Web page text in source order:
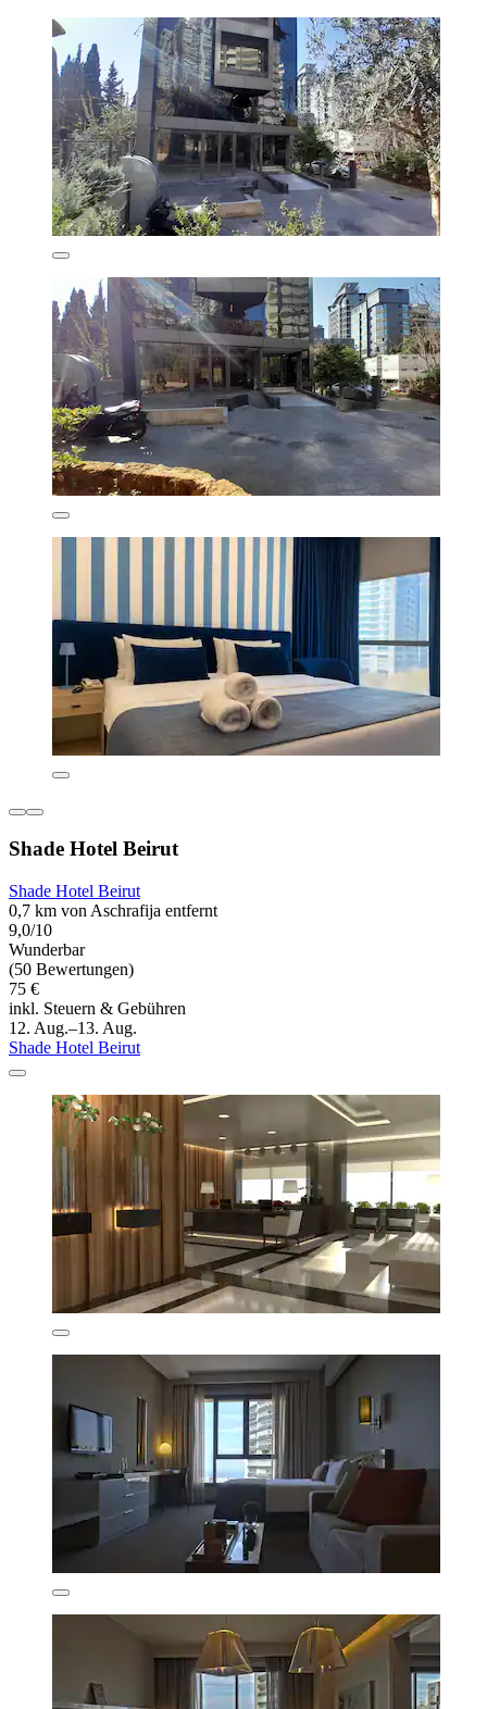
Shade Hotel Beirut
Shade Hotel Beirut
0,7 km von Aschrafija entfernt
9,0/10
Wunderbar
(50 Bewertungen)
75 €
inkl. Steuern & Gebühren
12. Aug.–13. Aug.
Shade Hotel Beirut